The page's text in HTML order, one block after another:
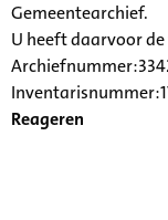
Gemeentearchief.
U heeft daarvoor
Reageren